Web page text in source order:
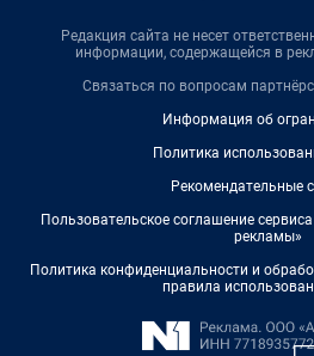
Редакция сайта не несет
информации, содержащейся в
Связаться по вопросам
Информация об
Политика
Рекомендательные
Пользовательское соглашение
рекламы»
Политика конфиденциальности и
правила